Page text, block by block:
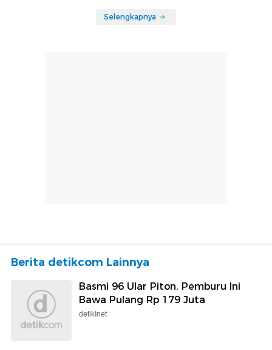
Selengkapnya
Berita detikcom Lainnya
Basmi 96 Ular Piton, Pemburu Ini
Bawa Pulang Rp 179 Juta
detikInet